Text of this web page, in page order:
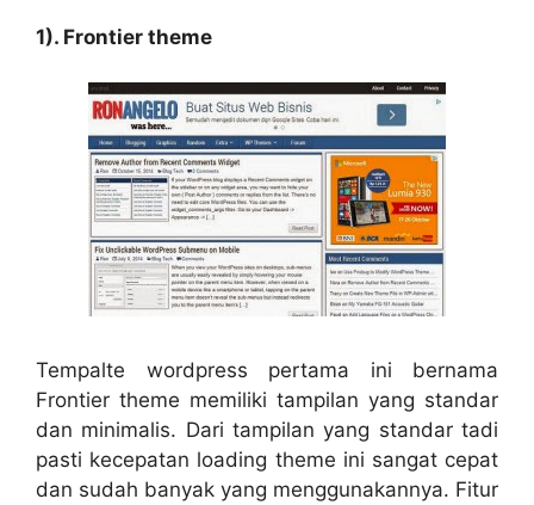
1). Frontier theme
Tempalte wordpress pertama ini bernama
Frontier theme memiliki tampilan yang standar
dan minimalis. Dari tampilan yang standar tadi
pasti kecepatan loading theme ini sangat cepat
dan sudah banyak yang menggunakannya. Fitur